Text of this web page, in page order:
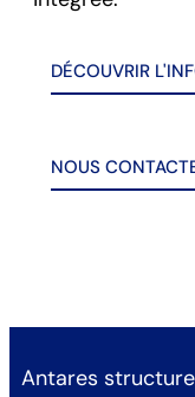
DÉCOUVRIR
NOUS
Antares